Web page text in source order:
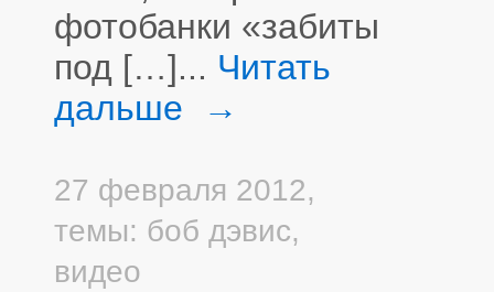
фотобанки «забиты
под […]... Читать
дальше →
27 февраля 2012,
темы: боб дэвис,
видео